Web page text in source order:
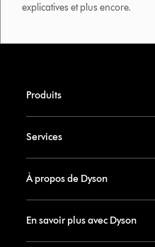
explicatives et plus encore.
Produits
Services
À propos de Dyson
En savoir plus avec Dyson